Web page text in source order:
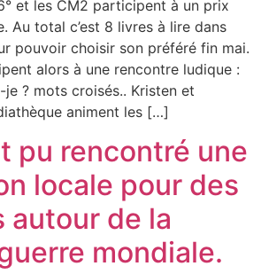
et les CM2 participent à un prix
Au total c’est 8 livres à lire dans
pouvoir choisir son préféré fin mai.
alors à une rencontre ludique :
je ? mots croisés.. Kristen et
animent les […]
pu rencontré une
locale pour des
autour de la
mondiale.